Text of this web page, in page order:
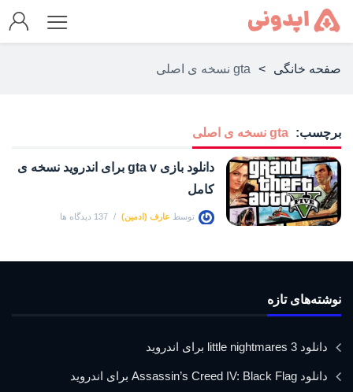
صفحه خانگی > gta نسخه ی اصلی
برچسب: gta نسخه ی اصلی
دانلود بازی gta v برای اندروید نسخه ی
کامل
توسط عارف (ادمین) 137 دیدگاه ها
نوشته‌های تازه
دانلود little nightmares 3 برای اندروید
دانلود Assassin’s Creed IV: Black Flag برای اندروید